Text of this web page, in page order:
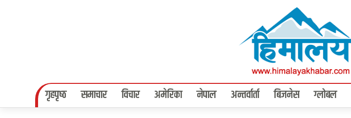
गृहपृष्‍ठ समाचार विचार अमेरिका नेपाल अन्तर्वार्ता बिजनेस ग्लोबल